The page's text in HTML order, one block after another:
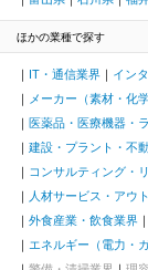
ほかの業種で探す
IT・通信業界
イン
メーカー（素材・化
医薬品・医療機器・
建設・プラント・不
コンサルティング・
人材サービス・アウ
外食産業・飲食業界
エネルギー（電力・